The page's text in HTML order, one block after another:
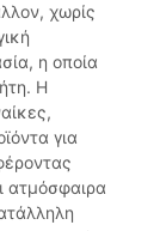
χωρίς
η οποία
Η
για
ατμόσφαιρα